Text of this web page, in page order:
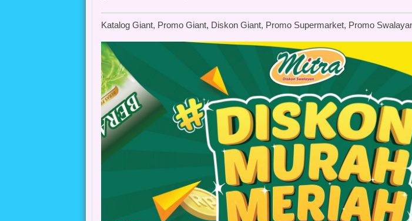
Katalog Giant, Promo Giant, Diskon Giant, Promo Supermarket, Promo